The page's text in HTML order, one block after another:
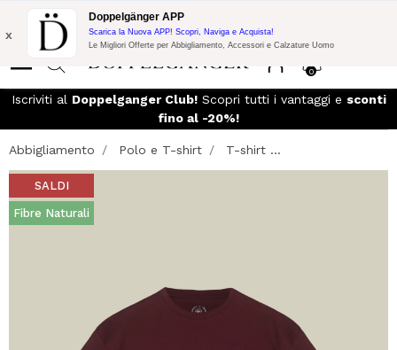
Promo Flash:
10% di Extra Sconto su 300€ di Acquisto con codice:
DOPPEL300
0
x
Doppelgänger APP
Scarica la Nuova APP! Scopri, Naviga e Acquista!
Le Migliori Offerte per Abbigliamento, Accessori e Calzature Uomo
Iscriviti al Doppelganger Club!Scopri tutti i vantaggi e sconti
fino al -20%!
Abbigliamento Polo e T-shirt T-shirt ...
SALDI
Fibre Naturali